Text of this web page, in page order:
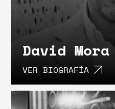
David Mora
VER BIOGRAFÍA